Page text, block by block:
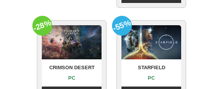
CRIMSON DESERT
PC
-28%
STARFIELD
PC
-55%